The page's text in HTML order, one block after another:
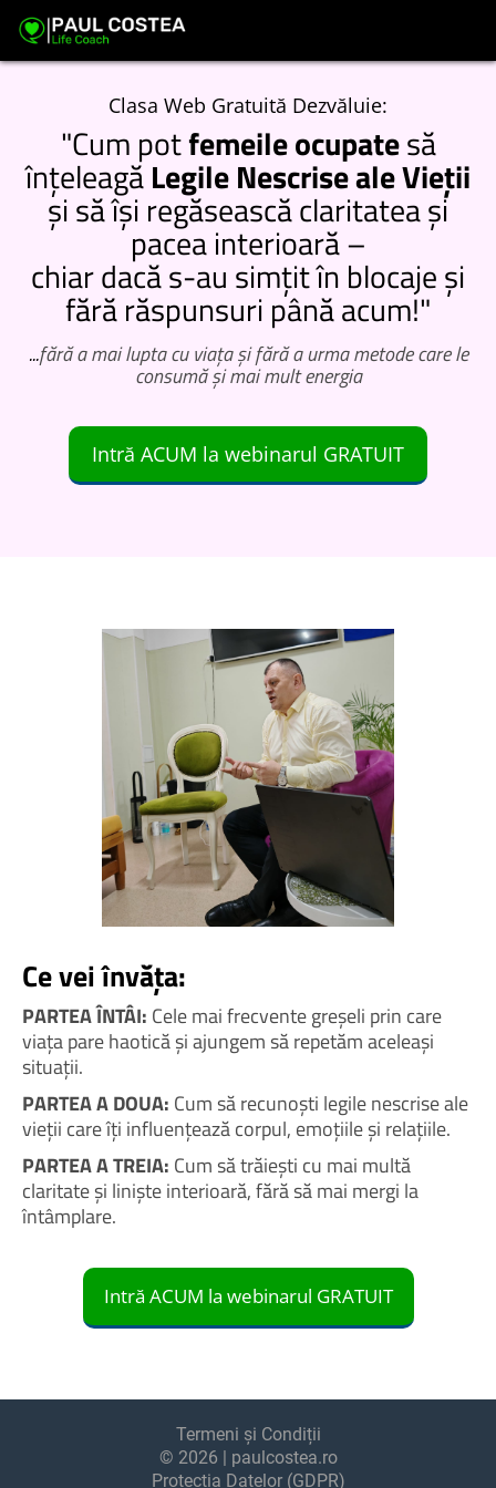
Clasa Web Gratuită Dezvăluie:
"Cum potfemeile ocupatesă
înțeleagăLegile Nescrise ale Vieții
și să își regăsească claritatea și
pacea interioară –
chiar dacă s-au simțit în blocaje și
fără răspunsuri până acum!"
...fără a mai lupta cu viața și fără a urma metode care le
consumă și mai mult energia
Intră ACUM la webinarul GRATUIT
Ce vei învăța:
PARTEA ÎNTÂI: Cele mai frecvente greșeli prin care
viața pare haotică și ajungem să repetăm aceleași
situații.
PARTEA A DOUA: Cum să recunoști legile nescrise ale
vieții care îți influențează corpul, emoțiile și relațiile.
PARTEA A TREIA: Cum să trăiești cu mai multă
claritate și liniște interioară, fără să mai mergi la
întâmplare.
Intră ACUM la webinarul GRATUIT
Termeni și Condiții
© 2026 | paulcostea.ro
Protecția Datelor (GDPR)